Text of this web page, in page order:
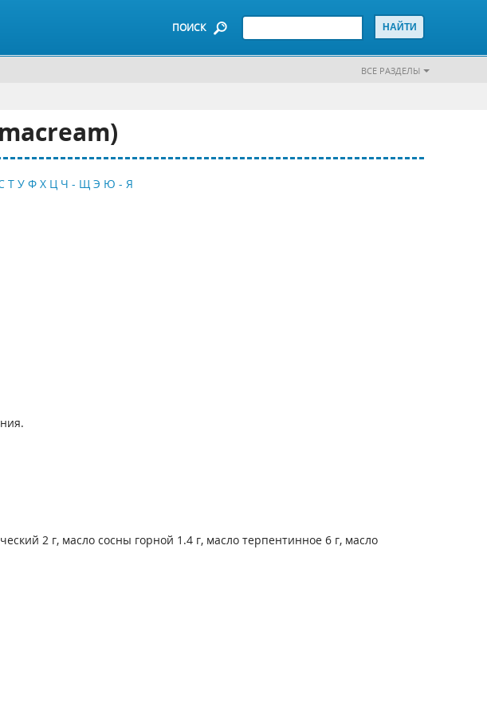
ПОИСК
ВСЕ РАЗДЕЛЫ
Т У Ф Х Ц Ч - Щ Э Ю - Я
2 г, масло сосны горной 1.4 г, масло терпентинное 6 г, масло